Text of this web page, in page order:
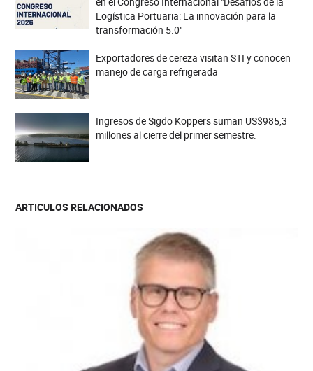
Logística Portuaria: La innovación para la
transformación 5.0"
Exportadores de cereza visitan STI y conocen
manejo de carga refrigerada
Ingresos de Sigdo Koppers suman US$985,3
millones al cierre del primer semestre.
ARTICULOS RELACIONADOS